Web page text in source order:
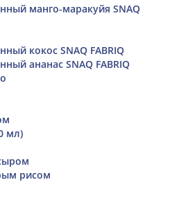
манго-маракуйя SNAQ
кокос SNAQ FABRIQ
ананас SNAQ FABRIQ
мл)
рисом